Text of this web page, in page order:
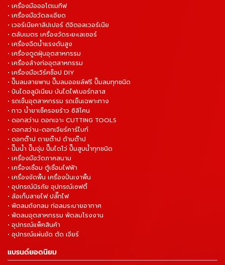
• เครื่องมือออโตเมทีฟ
• เครื่องมือวัดละเอียด
• เวอร์เนียคาลิปเปอร์ ดิจิตอลเวอร์เนีย
• ตลับเมตร เครื่องวัดระยะเลเซอร์
• เครื่องฉีดน้ำแรงดันสูง
• เครื่องดูดฝุ่นอุตสาหกรรม
• เครื่องล้างท่ออุตสาหกรรม
• เครื่องมือเวิร์คช็อป DIY
• ปั๊มลมสายพาน ปั๊มลมออยล์ฟรี ปั๊มลมทุกชนิด
• ปันไดอลูมิเนียม บันไดไฟเบอร์กลาส
• รถเข็นอุตสาหกรรม รถเข็นเฉพาะทาง
• กาว น้ำยาเช็ครอยร้าว ซิลิโคน
• ดอกสว่าน ดอกเจาะ CUTTING TOOLS
• ดอกสว่าน-ดอกเจียร์คาร์ไบท์
• ดอกต๊าป ดายต๊าป ด้ามต๊าป
• ปั๊มน้ำ ปั๊มจุ่ม ปั๊มไดโว่ ปั๊มสูบน้ำทุกชนิด
• เครื่องมือวัดภาคสนาม
• เครื่องเชื่อม ตู้เชื่อมไฟฟ้า
• เครื่องขัดพื้น เครื่องปั่นเงาพื้น
• อุปกรณ์นิรภัย อุปกรณ์เซฟตี้
• ล้อเก็บสายไฟ ปลั๊กไฟ
• พัดลมถังกลม ท่อลมระบายอากาศ
• พัดลมอุตสาหกรรม พัดลมโรงงาน
• อุปกรณ์แพ็คสินค้า
• อุปกรณ์แผ่นขัด ตัด เจียร์
แบรนด์ยอดนิยม